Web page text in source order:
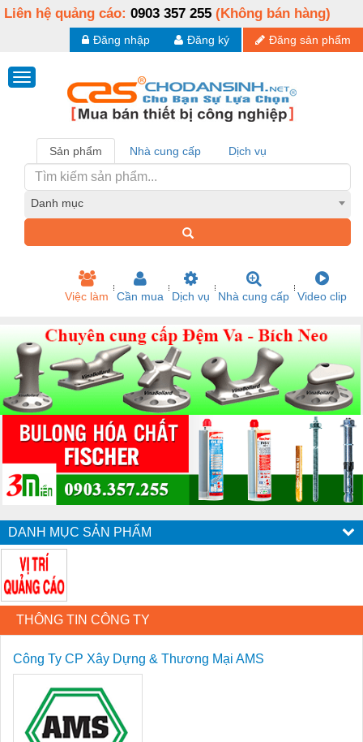
Liên hệ quảng cáo: 0903 357 255 (Không bán hàng)
Đăng sản phẩm
Đăng ký
Đăng nhập
Sản phẩm Nhà cung cấp Dịch vụ
Danh mục
Việc làm Cần mua Dịch vụ Nhà cung cấp Video clip
DANH MỤC SẢN PHẨM
THÔNG TIN CÔNG TY
Công Ty CP Xây Dựng & Thương Mại AMS